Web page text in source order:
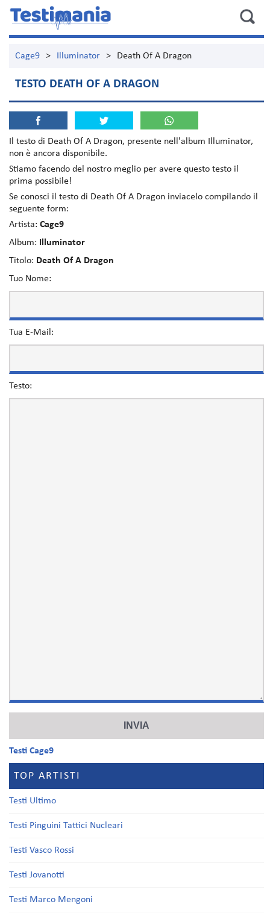
Cage9 > Illuminator > Death Of A Dragon
TESTO DEATH OF A DRAGON
Il testo di Death Of A Dragon, presente nell'album Illuminator,
non è ancora disponibile.
Stiamo facendo del nostro meglio per avere questo testo il
prima possibile!
Se conosci il testo di Death Of A Dragon inviacelo compilando il
seguente form:
Artista: Cage9
Album:
Illuminator
Titolo: Death Of A Dragon
Tuo Nome:
Tua E-Mail:
Testo:
Testi Cage9
TOP ARTISTI
Testi Ultimo
Testi Pinguini Tattici Nucleari
Testi Vasco Rossi
Testi Jovanotti
Testi Marco Mengoni